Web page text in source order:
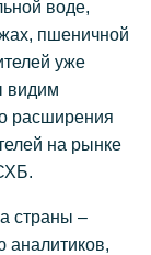
воде,
пшеничной
уже
видим
расширения
на рынке
страны –
аналитиков,